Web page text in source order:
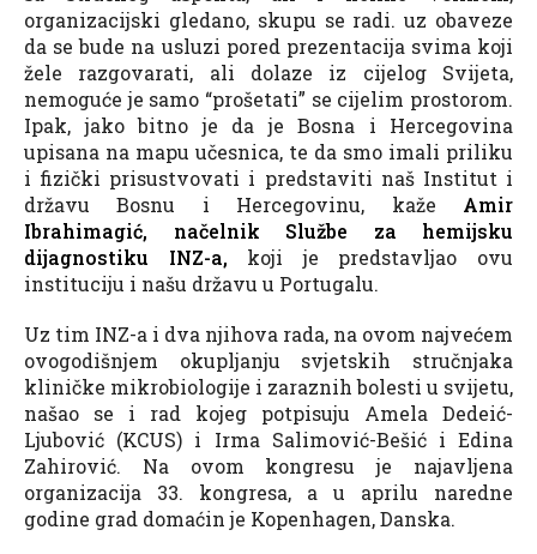
organizacijski gledano, skupu se radi. uz obaveze
da se bude na usluzi pored prezentacija svima koji
žele razgovarati, ali dolaze iz cijelog Svijeta,
nemoguće je samo “prošetati” se cijelim prostorom.
Ipak, jako bitno je da je Bosna i Hercegovina
upisana na mapu učesnica, te da smo imali priliku
i fizički prisustvovati i predstaviti naš Institut i
državu Bosnu i Hercegovinu, kaže Amir
Ibrahimagić, načelnik Službe za hemijsku
dijagnostiku INZ-a, koji je predstavljao ovu
instituciju i našu državu u Portugalu.
Uz tim INZ-a i dva njihova rada, na ovom najvećem
ovogodišnjem okupljanju svjetskih stručnjaka
kliničke mikrobiologije i zaraznih bolesti u svijetu,
našao se i rad kojeg potpisuju Amela Dedeić-
Ljubović (KCUS) i Irma Salimović-Bešić i Edina
Zahirović. Na ovom kongresu je najavljena
organizacija 33. kongresa, a u aprilu naredne
godine grad domaćin je Kopenhagen, Danska.